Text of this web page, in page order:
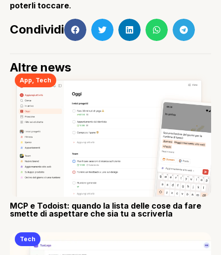
poterli toccare.
Condividi
Altre news
App Tech
MCP e Todoist: quando la lista delle cose da fare
smette di aspettare che sia tu a scriverla
Tech